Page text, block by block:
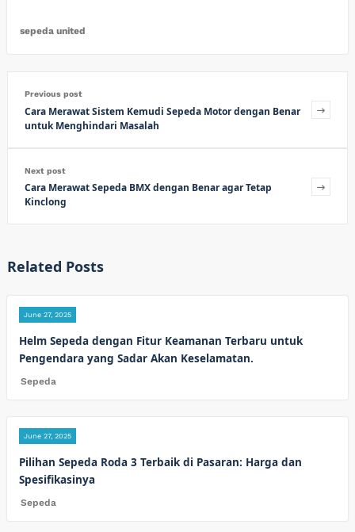
sepeda united
Previous post
Cara Merawat Sistem Kemudi Sepeda Motor dengan Benar
untuk Menghindari Masalah
Next post
Cara Merawat Sepeda BMX dengan Benar agar Tetap
Kinclong
Related Posts
June 27, 2025
Helm Sepeda dengan Fitur Keamanan Terbaru untuk
Pengendara yang Sadar Akan Keselamatan.
Sepeda
June 27, 2025
Pilihan Sepeda Roda 3 Terbaik di Pasaran: Harga dan
Spesifikasinya
Sepeda